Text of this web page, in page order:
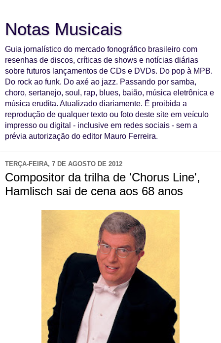
Notas Musicais
Guia jornalístico do mercado fonográfico brasileiro com
resenhas de discos, críticas de shows e notícias diárias
sobre futuros lançamentos de CDs e DVDs. Do pop à MPB.
Do rock ao funk. Do axé ao jazz. Passando por samba,
choro, sertanejo, soul, rap, blues, baião, música eletrônica e
música erudita. Atualizado diariamente. É proibida a
reprodução de qualquer texto ou foto deste site em veículo
impresso ou digital - inclusive em redes sociais - sem a
prévia autorização do editor Mauro Ferreira.
TERÇA-FEIRA, 7 DE AGOSTO DE 2012
Compositor da trilha de 'Chorus Line',
Hamlisch sai de cena aos 68 anos